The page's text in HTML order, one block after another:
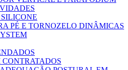
PÉ E TORNOZELO DINÂMICAS
CONTRATADOS